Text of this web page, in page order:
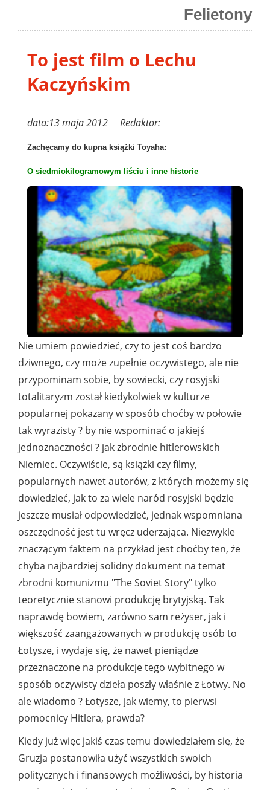
Felietony
To jest film o Lechu
Kaczyńskim
data:13 maja 2012 Redaktor:
Zachęcamy do kupna książki Toyaha:
O siedmiokilogramowym liściu i inne historie
Nie umiem powiedzieć, czy to jest coś bardzo
dziwnego, czy może zupełnie oczywistego, ale nie
przypominam sobie, by sowiecki, czy rosyjski
totalitaryzm został kiedykolwiek w kulturze
popularnej pokazany w sposób choćby w połowie
tak wyrazisty ? by nie wspominać o jakiejś
jednoznaczności ? jak zbrodnie hitlerowskich
Niemiec. Oczywiście, są książki czy filmy,
popularnych nawet autorów, z których możemy się
dowiedzieć, jak to za wiele naród rosyjski będzie
jeszcze musiał odpowiedzieć, jednak wspomniana
oszczędność jest tu wręcz uderzająca. Niezwykle
znaczącym faktem na przykład jest choćby ten, że
chyba najbardziej solidny dokument na temat
zbrodni komunizmu "The Soviet Story" tylko
teoretycznie stanowi produkcję brytyjską. Tak
naprawdę bowiem, zarówno sam reżyser, jak i
większość zaangażowanych w produkcję osób to
Łotysze, i wydaje się, że nawet pieniądze
przeznaczone na produkcje tego wybitnego w
sposób oczywisty dzieła poszły właśnie z Łotwy. No
ale wiadomo ? Łotysze, jak wiemy, to pierwsi
pomocnicy Hitlera, prawda?
Kiedy już więc jakiś czas temu dowiedziałem się, że
Gruzja postanowiła użyć wszystkich swoich
politycznych i finansowych możliwości, by historia